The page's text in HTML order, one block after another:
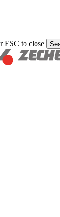
ESC to close